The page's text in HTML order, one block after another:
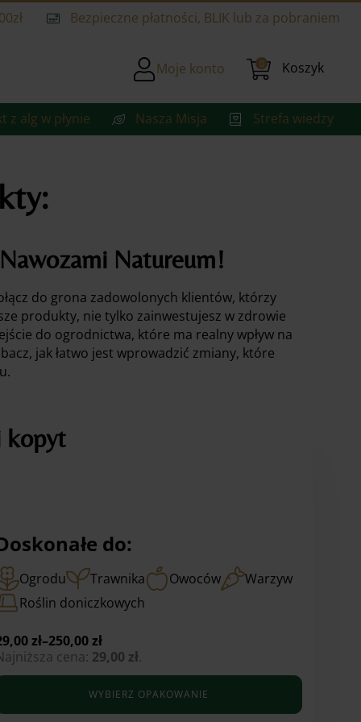
Bezpieczne płatności, BLIK lub za pobraniem
Moje konto Koszyk
0
z alg w płynie Nasza Misja Strefa wiedzy
Natureum!
do grona zadowolonych klientów, którzy
produkty, nie tylko zainwestujesz w zdrowie
do ogrodnictwa, które ma realny wpływ na
jak łatwo jest wprowadzić zmiany, które
kopyt
do:
Ogrodu Trawnika Owoców
Warzyw
Roślin doniczkowych
zł–250,00zł
zł
cena: 29,00 zł.
WYBIERZ OPAKOWANIE